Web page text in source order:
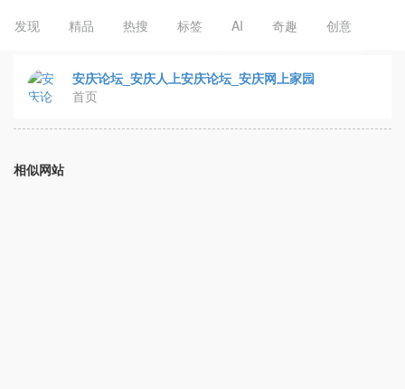
发现 精品 热搜 标签 AI 奇趣 创意
安庆论坛_安庆人上安庆论坛_安庆网上家园
首页
相似网站